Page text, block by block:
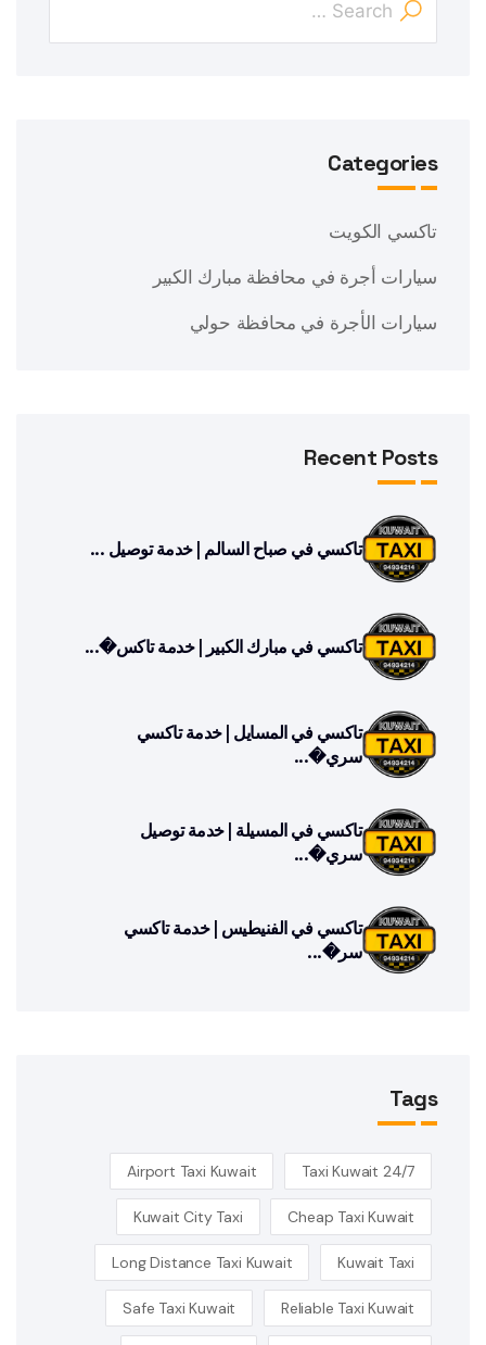
Categories
تاكسي الكويت
سيارات أجرة في محافظة مبارك الكبير
سيارات الأجرة في محافظة حولي
Recent Posts
تاكسي في صباح السالم | خدمة توصيل ...
تاكسي في مبارك الكبير | خدمة تاكس�...
تاكسي في المسايل | خدمة تاكسي
سري�...
تاكسي في المسيلة | خدمة توصيل
سري�...
تاكسي في الفنيطيس | خدمة تاكسي
سر�...
Tags
24/7 Taxi Kuwait
Airport Taxi Kuwait
Cheap Taxi Kuwait
Kuwait City Taxi
Kuwait Taxi
Long Distance Taxi Kuwait
Reliable Taxi Kuwait
Safe Taxi Kuwait